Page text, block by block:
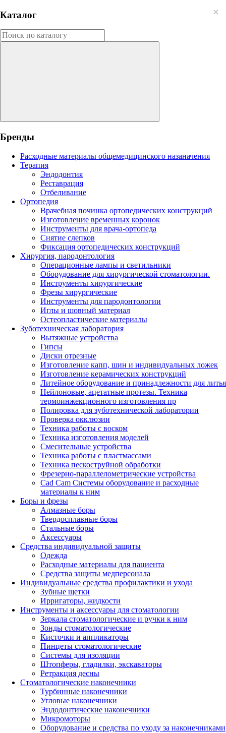
Каталог
Бренды
Расходные материалы общемедицинского назаначения
Терапия
Эндодонтия
Реставрация
Отбеливание
Ортопедия
Врачебная починка ортопедических конструкций
Изготовление временных коронок
Инструменты для врача-ортопеда
Снятие слепков
Фиксация ортопедических конструкций
Хирургия, пародонтология
Операционные лампы и светильники
Оборудование для хирургической стоматологии.
Инструменты хирургические
Фрезы хирургические
Инструменты для пародонтологии
Иглы и шовный материал
Остеопластические материалы
Зуботехническая лаборатория
Вытяжные устройства
Гипсы
Диски отрезные
Изготовление капп, шин и индивидуальных ложек
Изготовление керамических конструкций
Литейное оборудование и принадлежности для литья
Нейлоновые, ацетатные протезы. Техника
термоинжекционного изготовления пр
Полировка для зуботехнической лаборатории
Проверка окклюзии
Техника работы с воском
Техника изготовления моделей
Смесительные устройства
Техника работы с пластмассами
Техника пескоструйной обработки
Фрезерно-параллелометрические устройства
Cad Cam Системы оборудование и расходные
материалы к ним
Боры и фрезы
Алмазные боры
Твердосплавные боры
Стальные боры
Аксессуары
Средства индивидуальной защиты
Одежда
Расходные материалы для пациента
Средства защиты медперсонала
Индивидуальные средства профилактики и ухода
Зубные щетки
Ирригаторы, жидкости
Инструменты и аксессуары для стоматологии
Зеркала стоматологические и ручки к ним
Зонды стоматологические
Кисточки и аппликаторы
Пинцеты стоматологические
Системы для изоляции
Штопферы, гладилки, экскаваторы
Ретракция десны
Стоматологические наконечники
Турбинные наконечники
Угловые наконечники
Эндодонтические наконечники
Микромоторы
Оборудование и средства по уходу за наконечниками